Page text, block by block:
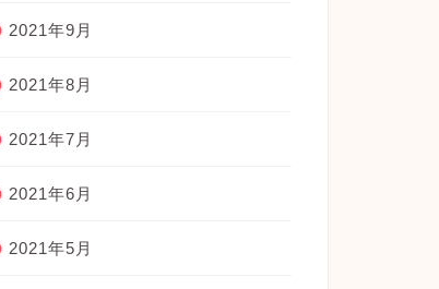
2021年9月
2021年8月
2021年7月
2021年6月
2021年5月